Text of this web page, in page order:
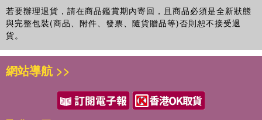
中國農村基層政權進行總體、深層的解析。 關鍵詞：農村基層政
權、人民公社、中國農村體制改革、鄉鎮政府、村民委員會、多層
次因果分析
若要辦理退貨，請在商品鑑賞期內寄回，且商品必須是全新狀態
與完整包裝(商品、附件、發票、隨貨贈品等)否則恕不接受退
貨。
網站導航 >>